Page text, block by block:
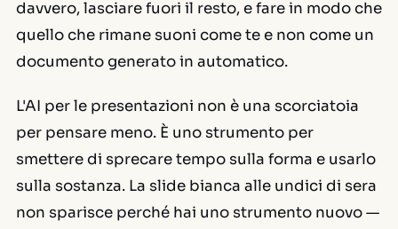
davvero, lasciare fuori il resto, e fare in modo che
quello che rimane suoni come te e non come un
documento generato in automatico.
L'AI per le presentazioni non è una scorciatoia
per pensare meno. È uno strumento per
smettere di sprecare tempo sulla forma e usarlo
sulla sostanza. La slide bianca alle undici di sera
non sparisce perché hai uno strumento nuovo —